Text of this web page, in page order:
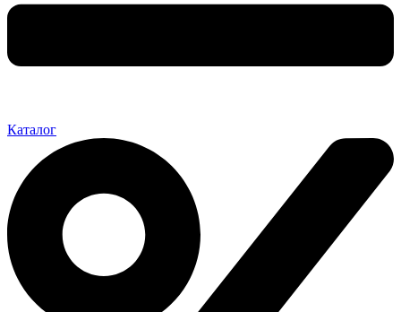
Каталог